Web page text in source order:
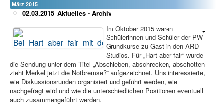
März 2015
Aktuelles - Archiv
02.03.2015
Im Oktober 2015 waren
Schülerinnen und Schüler der PW-
Grundkurse zu Gast in den ARD-
Studios. Für „Hart aber fair“ wurde
die Sendung unter dem Titel „Abschieben, abschrecken, abschotten –
zieht Merkel jetzt die Notbremse?“ aufgezeichnet. Uns interessierte,
wie Diskussionsrunden organisiert und geführt werden, wie
nachgefragt wird und wie die unterschiedlichen Positionen eventuell
auch zusammengeführt werden.